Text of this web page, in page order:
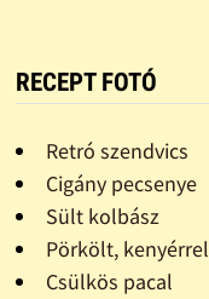
RECEPT FOTÓ
Retró szendvics
Cigány pecsenye
Sült kolbász
Pörkölt, kenyérrel
Csülkös pacal